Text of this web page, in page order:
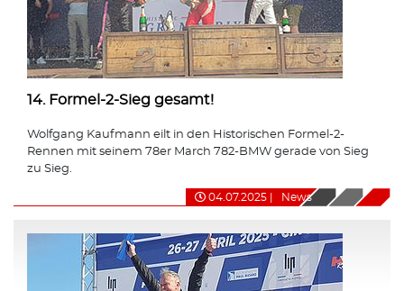
14. Formel-2-Sieg gesamt!
Wolfgang Kaufmann eilt in den Historischen Formel-2-
Rennen mit seinem 78er March 782-BMW gerade von Sieg
zu Sieg.
04.07.2025 News